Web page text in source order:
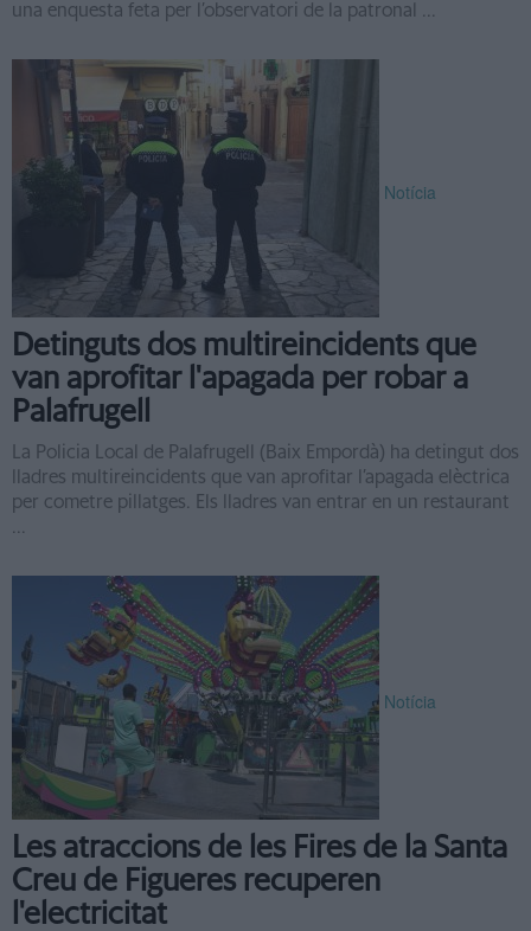
una enquesta feta per l’observatori de la patronal ...
Notícia
Detinguts dos multireincidents que
van aprofitar l'apagada per robar a
Palafrugell
La Policia Local de Palafrugell (Baix Empordà) ha detingut dos
lladres multireincidents que van aprofitar l’apagada elèctrica
per cometre pillatges. Els lladres van entrar en un restaurant
Notícia
Les atraccions de les Fires de la Santa
Creu de Figueres recuperen
l'electricitat